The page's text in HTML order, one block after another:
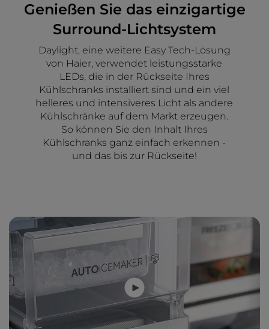
Genießen Sie das einzigartige
Surround-Lichtsystem
Daylight, eine weitere Easy Tech-Lösung
von Haier, verwendet leistungsstarke
LEDs, die in der Rückseite Ihres
Kühlschranks installiert sind und ein viel
helleres und intensiveres Licht als andere
Kühlschränke auf dem Markt erzeugen.
So können Sie den Inhalt Ihres
Kühlschranks ganz einfach erkennen -
und das bis zur Rückseite!